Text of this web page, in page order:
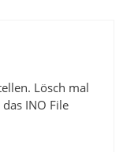
Lösch mal
INO File